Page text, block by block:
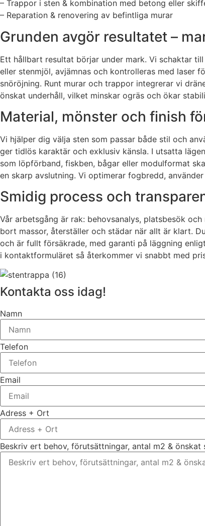
– Trappor i sten & kombination med betong eller
– Reparation & renovering av befintliga murar
Grunden avgör resultatet –
Ett hållbart resultat börjar under mark. Vi schaktar
eller stenmjöl, avjämnas och kontrolleras med laser
snöröjning. Runt murar och trappor integrerar vi
önskat underhåll, vilket minskar ogräs och ökar
Material, mönster och finish
Vi hjälper dig välja sten som passar både stil och
ger tidlös karaktär och exklusiv känsla. I utsatta
som löpförband, fiskben, bågar eller modulformat
en skarp avslutning. Vi optimerar fogbredd,
Smidig process och
Vår arbetsgång är rak: behovsanalys, platsbesök
bort massor, återställer och städar när allt är klart.
och är fullt försäkrade, med garanti på läggning
i kontaktformuläret så återkommer vi snabbt med
Kontakta oss idag!
Namn
Telefon
Email
Adress + Ort
Beskriv ert behov, förutsättningar, antal m2 & önskat